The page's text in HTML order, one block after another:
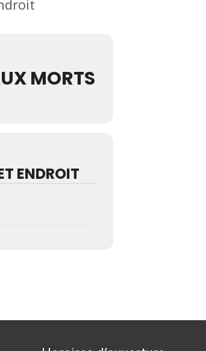
MORTS
ENDROIT